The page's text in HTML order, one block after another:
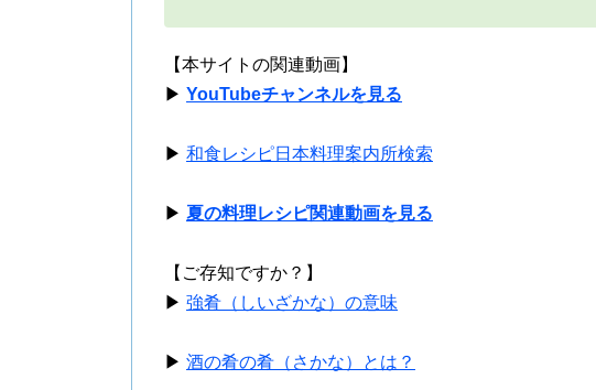
【本サイトの関連動画】
▶ YouTubeチャンネルを見る
▶ 和食レシピ日本料理案内所検索
▶ 夏の料理レシピ関連動画を見る
【ご存知ですか？】
▶ 強肴（しいざかな）の意味
▶ 酒の肴の肴（さかな）とは？